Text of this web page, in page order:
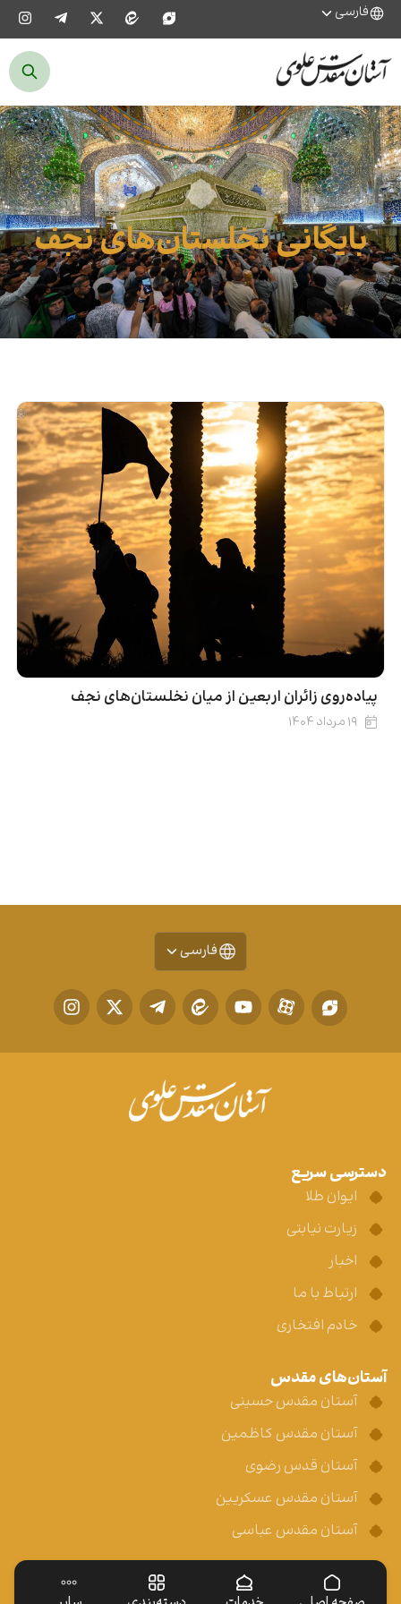
فارسی
بایگانی نخلستان‌های نجف
پیاده‌روی زائران اربعین از میان نخلستان‌های نجف
۱۹ مرداد ۱۴۰۴
فارسی
دسترسی سریع
ایوان طلا
زیارت نیابتی
اخبار
ارتباط با ما
خادم افتخاری
آستان‌های مقدس
آستان مقدس حسینی
آستان مقدس کاظمین
آستان قدس رضوی
آستان مقدس عسکریین
آستان مقدس عباسی